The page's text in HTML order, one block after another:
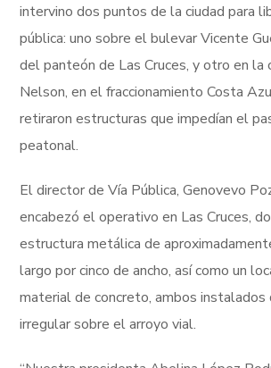
intervino dos puntos de la ciudad para
pública: uno sobre el bulevar Vicente
del panteón de Las Cruces, y otro en la
Nelson, en el fraccionamiento Costa
retiraron estructuras que impedían el
peatonal.
El director de Vía Pública, Genovevo
encabezó el operativo en Las Cruces,
estructura metálica de
largo por cinco de ancho, así como un
material de concreto, ambos instalados
irregular sobre el arroyo vial.